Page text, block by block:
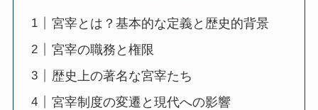
宮宰とは？基本的な定義と歴史的背景
宮宰の職務と権限
歴史上の著名な宮宰たち
宮宰制度の変遷と現代への影響